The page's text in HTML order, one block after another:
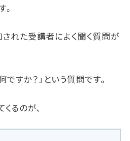
れた受講者によく聞く質問が
すか？」という質問です。
るのが、